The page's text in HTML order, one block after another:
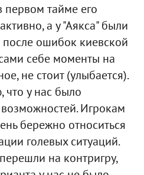
первом тайме его
а у "Аякса" были
ошибок киевской
себе моменты на
не стоит (улыбается).
что у нас было
Игрокам
бережно относиться
голевых ситуаций.
на контригру,